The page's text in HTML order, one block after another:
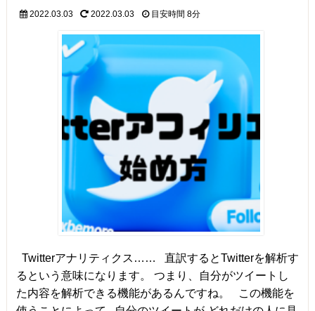
2022.03.03 2022.03.03 目安時間 8分
Twitterアナリティクス…… 直訳するとTwitterを解析す
るという意味になります。 つまり、自分がツイートし
た内容を解析できる機能があるんですね。 この機能を